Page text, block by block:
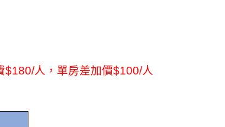
$180/人，單房差加價$100/人